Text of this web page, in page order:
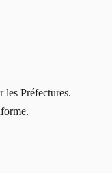
les Préfectures.